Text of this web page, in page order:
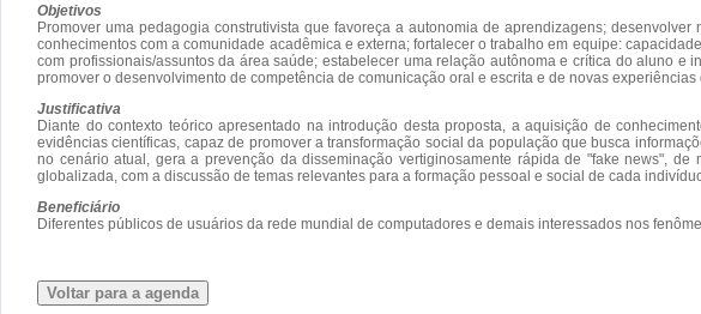
Objetivos
Promover uma pedagogia construtivista que favoreça a autonomia de aprendizagens;
conhecimentos com a comunidade acadêmica e externa; fortalecer o trabalho em equipe:
com profissionais/assuntos da área saúde; estabelecer uma relação autônoma e crítica do aluno
promover o desenvolvimento de competência de comunicação oral e escrita e de novas
Justificativa
Diante do contexto teórico apresentado na introdução desta proposta, a aquisição de
evidências científicas, capaz de promover a transformação social da população que busca
no cenário atual, gera a prevenção da disseminação vertiginosamente rápida de "fake news",
globalizada, com a discussão de temas relevantes para a formação pessoal e social de cada
Beneficiário
Diferentes públicos de usuários da rede mundial de computadores e demais interessados nos
Voltar para a agenda